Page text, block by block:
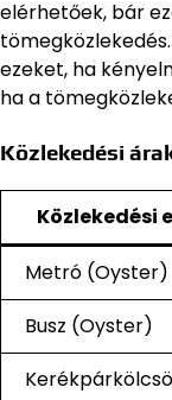
elérhetőek, bár
ezeket, ha
ha a
Közlekedési
Közlekedési
Metró (Oyster)
Busz (Oyster)